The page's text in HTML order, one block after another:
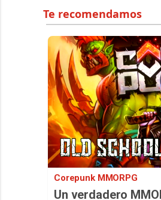
Corepunk MMORPG
Un verdadero